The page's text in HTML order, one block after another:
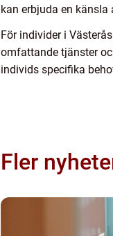
kan erbjuda en
För individer i
omfattande tjänster
individs specifika
Fler